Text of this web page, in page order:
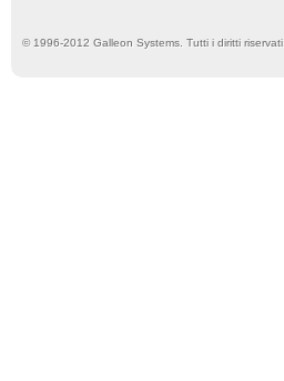
© 1996-2012 Galleon Systems. Tutti i diritti riservati.